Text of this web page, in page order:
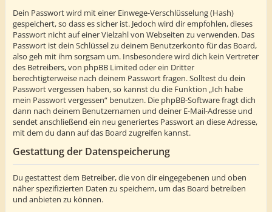
Dein Passwort wird mit einer Einwege-Verschlüsselung (Hash)
gespeichert, so dass es sicher ist. Jedoch wird dir empfohlen, dieses
Passwort nicht auf einer Vielzahl von Webseiten zu verwenden. Das
Passwort ist dein Schlüssel zu deinem Benutzerkonto für das Board,
also geh mit ihm sorgsam um. Insbesondere wird dich kein Vertreter
des Betreibers, von phpBB Limited oder ein Dritter
berechtigterweise nach deinem Passwort fragen. Solltest du dein
Passwort vergessen haben, so kannst du die Funktion „Ich habe
mein Passwort vergessen“ benutzen. Die phpBB-Software fragt dich
dann nach deinem Benutzernamen und deiner E-Mail-Adresse und
sendet anschließend ein neu generiertes Passwort an diese Adresse,
mit dem du dann auf das Board zugreifen kannst.
Gestattung der Datenspeicherung
Du gestattest dem Betreiber, die von dir eingegebenen und oben
näher spezifizierten Daten zu speichern, um das Board betreiben
und anbieten zu können.